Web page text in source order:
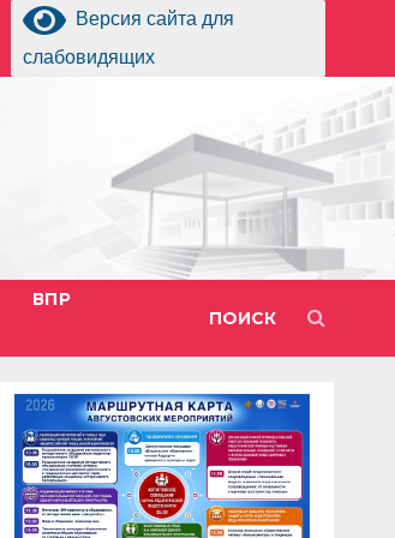
Версия сайта для
слабовидящих
ПОИСК
ВПР